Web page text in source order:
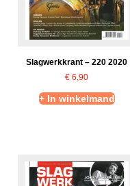
Slagwerkkrant – 220 2020
€ 6,90
+ In winkelmand